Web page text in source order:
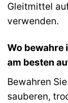
Gleitmittel
verwenden.
Wo bewahre
am besten
Bewahren
sauberen,